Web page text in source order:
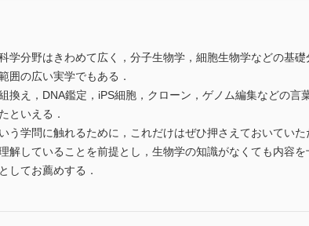
学分野はきわめて広く，分子生物学，細胞生物学などの基
囲の広い実学でもある．
え，DNA鑑定，iPS細胞，クローン，ゲノム編集などの言
といえる．
学問に触れるために，これだけはぜひ押さえておいてい
解していることを前提とし，生物学の知識がなくても内容
してお薦めする．